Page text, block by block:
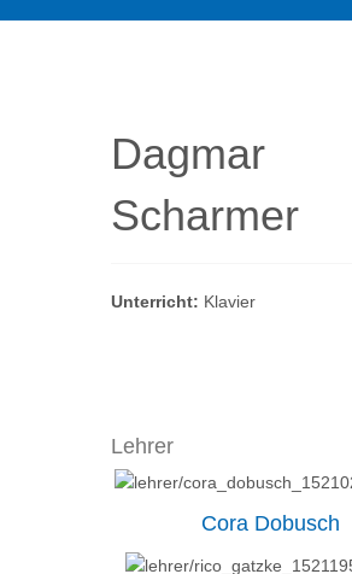
Dagmar
Scharmer
Unterricht: Klavier
Lehrer
Cora Dobusch